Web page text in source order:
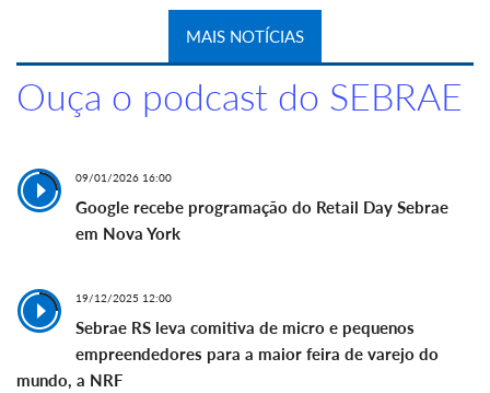
MAIS NOTÍCIAS
Ouça o podcast do SEBRAE
09/01/2026 16:00
Google recebe programação do Retail Day Sebrae
em Nova York
19/12/2025 12:00
Sebrae RS leva comitiva de micro e pequenos
empreendedores para a maior feira de varejo do
mundo, a NRF